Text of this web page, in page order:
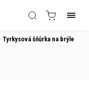
Tyrkysová šňůrka na brýle